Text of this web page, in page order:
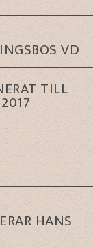
VD
TILL
HANS